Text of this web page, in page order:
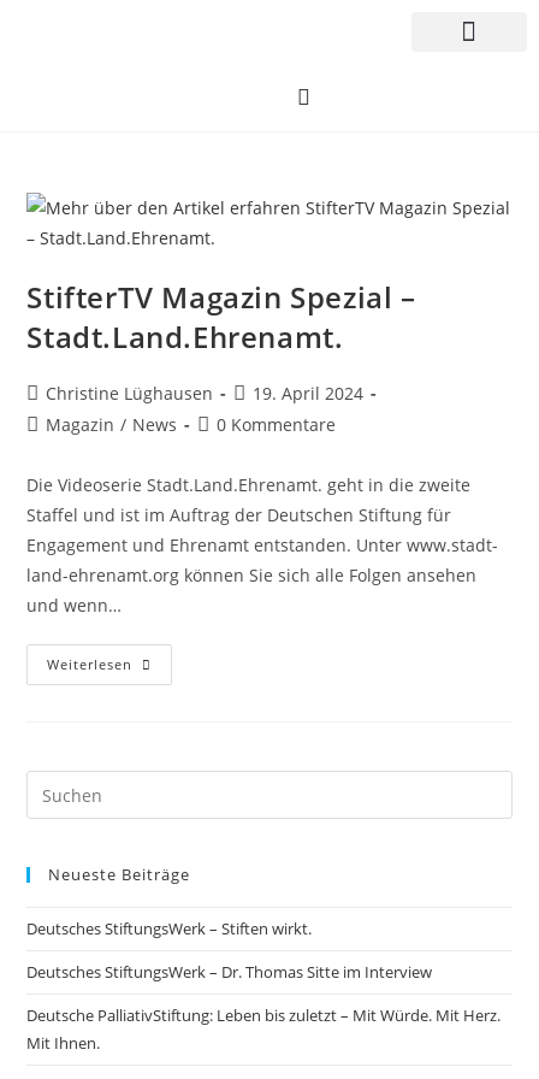
StifterTV Magazin Spezial –
Stadt.Land.Ehrenamt.
Christine Lüghausen
19. April 2024
Magazin / News 0 Kommentare
Die Videoserie Stadt.Land.Ehrenamt. geht in die zweite
Staffel und ist im Auftrag der Deutschen Stiftung für
Engagement und Ehrenamt entstanden. Unter www.stadt-
land-ehrenamt.org können Sie sich alle Folgen ansehen
und wenn…
Weiterlesen
Neueste Beiträge
Deutsches StiftungsWerk – Stiften wirkt.
Deutsches StiftungsWerk – Dr. Thomas Sitte im Interview
Deutsche PalliativStiftung: Leben bis zuletzt – Mit Würde. Mit Herz.
Mit Ihnen.